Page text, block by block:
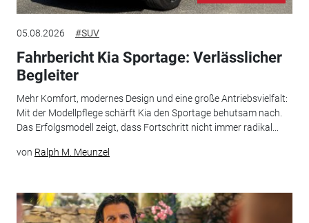
05.08.2026 #SUV
Fahrbericht Kia Sportage: Verlässlicher
Begleiter
Mehr Komfort, modernes Design und eine große Antriebsvielfalt:
Mit der Modellpflege schärft Kia den Sportage behutsam nach.
Das Erfolgsmodell zeigt, dass Fortschritt nicht immer radikal...
von Ralph M. Meunzel